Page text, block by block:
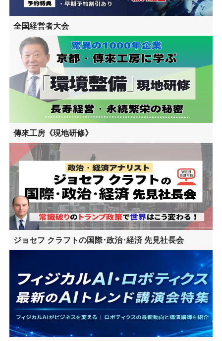
はじめての方へ
ご相談・お見積
全国経営者大会
傳來工房《現地研修》
ジョセフ クラフトの国際･政治･経済 先見社長会